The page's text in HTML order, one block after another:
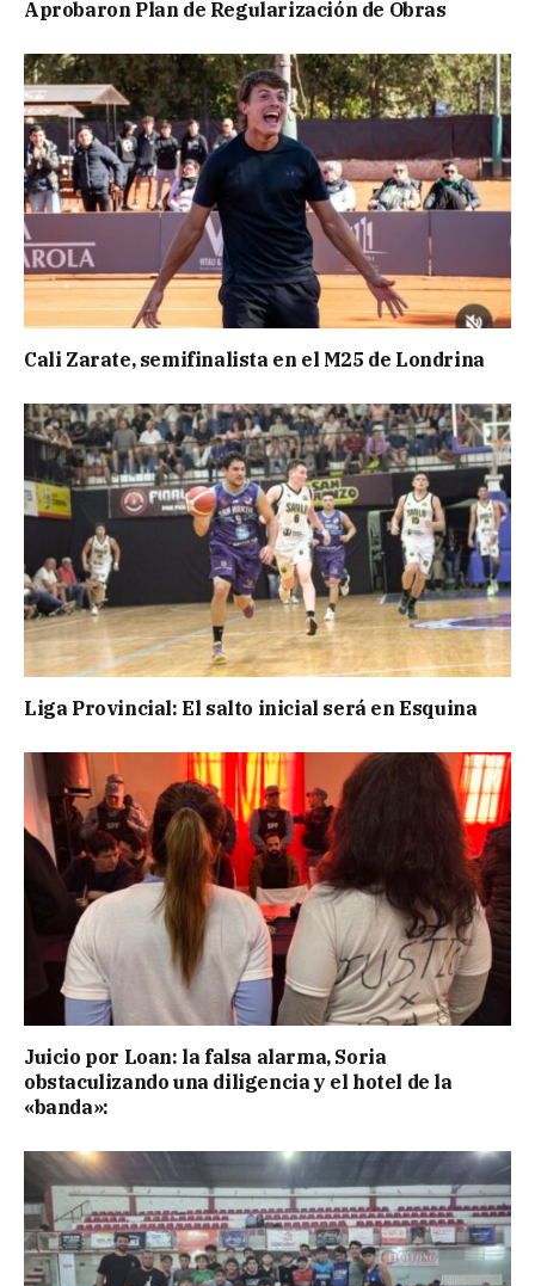
Aprobaron Plan de Regularización de Obras
Cali Zarate, semifinalista en el M25 de Londrina
Liga Provincial: El salto inicial será en Esquina
Juicio por Loan: la falsa alarma, Soria
obstaculizando una diligencia y el hotel de la
«banda»: